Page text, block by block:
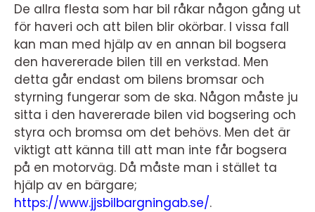
De allra flesta som har bil råkar någon gång ut
för haveri och att bilen blir okörbar. I vissa fall
kan man med hjälp av en annan bil bogsera
den havererade bilen till en verkstad. Men
detta går endast om bilens bromsar och
styrning fungerar som de ska. Någon måste ju
sitta i den havererade bilen vid bogsering och
styra och bromsa om det behövs. Men det är
viktigt att känna till att man inte får bogsera
på en motorväg. Då måste man i stället ta
hjälp av en bärgare;
https://www.jjsbilbargningab.se/.